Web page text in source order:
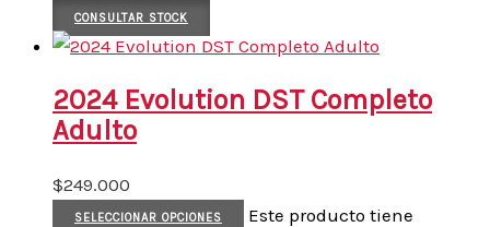
CONSULTAR STOCK
2024 Evolution DST Completo
Adulto
$249.000
SELECCIONAR OPCIONES
Este producto tiene